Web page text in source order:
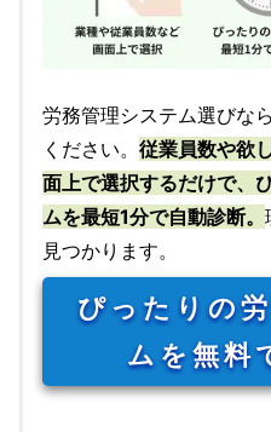
労務管理システム選びな
ください。 従業員数や欲
面上で選択するだけで、
ムを最短1分で自動診断。
見つかります。
ぴったりの
ムを無料